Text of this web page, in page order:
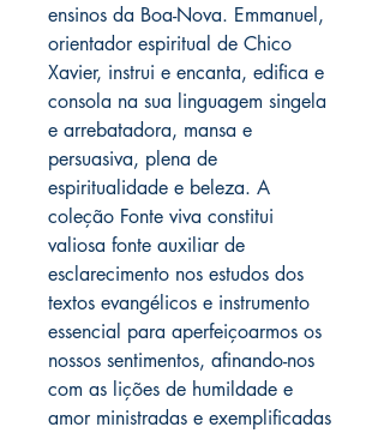
ensinos da Boa-Nova. Emmanuel,
orientador espiritual de Chico
Xavier, instrui e encanta, edifica e
consola na sua linguagem singela
e arrebatadora, mansa e
persuasiva, plena de
espiritualidade e beleza. A
coleção Fonte viva constitui
valiosa fonte auxiliar de
esclarecimento nos estudos dos
textos evangélicos e instrumento
essencial para aperfeiçoarmos os
nossos sentimentos, afinando-nos
com as lições de humildade e
amor ministradas e exemplificadas